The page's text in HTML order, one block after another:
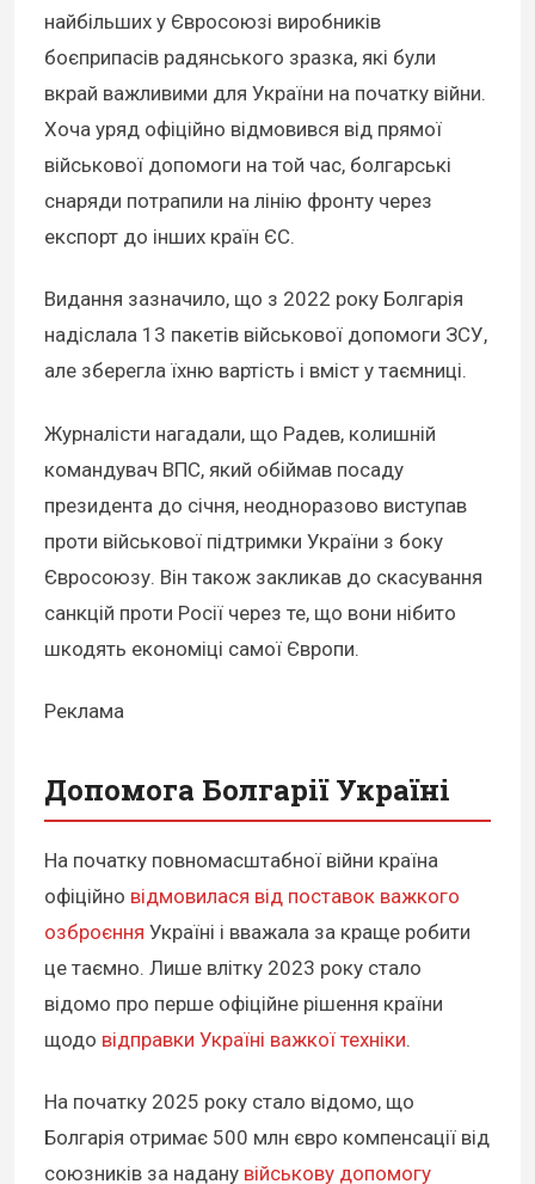
найбільших у Євросоюзі виробників
боєприпасів радянського зразка, які були
вкрай важливими для України на початку війни.
Хоча уряд офіційно відмовився від прямої
військової допомоги на той час, болгарські
снаряди потрапили на лінію фронту через
експорт до інших країн ЄС.
Видання зазначило, що з 2022 року Болгарія
надіслала 13 пакетів військової допомоги ЗСУ,
але зберегла їхню вартість і вміст у таємниці.
Журналісти нагадали, що Радев, колишній
командувач ВПС, який обіймав посаду
президента до січня, неодноразово виступав
проти військової підтримки України з боку
Євросоюзу. Він також закликав до скасування
санкцій проти Росії через те, що вони нібито
шкодять економіці самої Європи.
Реклама
Допомога Болгарії Україні
На початку повномасштабної війни країна
офіційно відмовилася від поставок важкого
озброєння Україні і вважала за краще робити
це таємно. Лише влітку 2023 року стало
відомо про перше офіційне рішення країни
щодо відправки Україні важкої техніки.
На початку 2025 року стало відомо, що
Болгарія отримає 500 млн євро компенсації від
союзників за надану військову допомогу